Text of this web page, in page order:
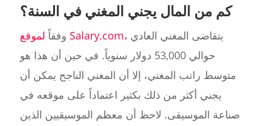
كم من المال يجني المغني في السنة؟
وفقاً لموقع Salary.com،
حوالي 53,000 دولار سنوياً. في حين أن هذا هو
متوسط راتب المغني، إلا أن المغني الناجح يمكن أن
يجني أكثر من ذلك بكثير اعتماداً على موقعه في
صناعة الموسيقى. لاحظ أن معظم الموسيقيين الذين